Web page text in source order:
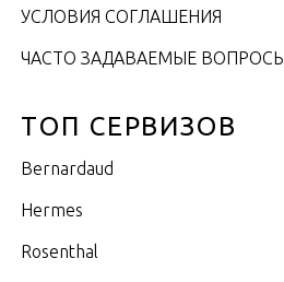
УСЛОВИЯ СОГЛАШЕНИЯ
ЧАСТО ЗАДАВАЕМЫЕ ВОПРОСЫ
ТОП СЕРВИЗОВ
Bernardaud
Hermes
Rosenthal